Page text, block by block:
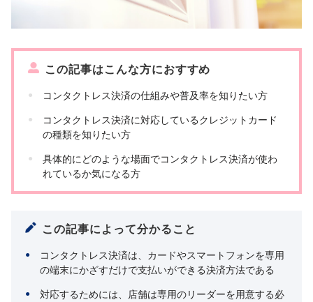
この記事はこんな方におすすめ
コンタクトレス決済の仕組みや普及率を知りたい方
コンタクトレス決済に対応しているクレジットカード
の種類を知りたい方
具体的にどのような場面でコンタクトレス決済が使わ
れているか気になる方
この記事によって分かること
コンタクトレス決済は、カードやスマートフォンを専用
の端末にかざすだけで支払いができる決済方法である
対応するためには、店舗は専用のリーダーを用意する必